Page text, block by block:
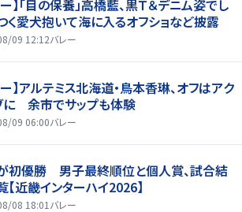
ー】「目の保養」高橋藍、黒Ｔ＆デニム姿でし
く愛犬抱いて海に入るオフショなど披露
09 12:12バレー
ー】アルテミス北海道・鳥本香琳、オフはアク
に 余市でサップも体験
09 06:00バレー
初優勝 男子最終順位と個人賞、試合結
【近畿インターハイ2026】
08 18:01 バレー